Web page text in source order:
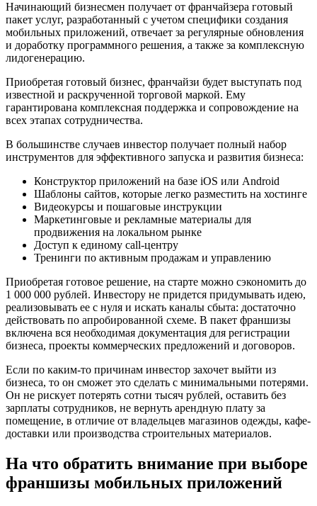
Начинающий бизнесмен получает от франчайзера готовый
пакет услуг, разработанный с учетом специфики создания
мобильных приложений, отвечает за регулярные обновления
и доработку программного решения, а также за комплексную
лидогенерацию.
Приобретая готовый бизнес, франчайзи будет выступать под
известной и раскрученной торговой маркой. Ему
гарантирована комплексная поддержка и сопровождение на
всех этапах сотрудничества.
В большинстве случаев инвестор получает полный набор
инструментов для эффективного запуска и развития бизнеса:
Конструктор приложений на базе iOS или Android
Шаблоны сайтов, которые легко разместить на хостинге
Видеокурсы и пошаговые инструкции
Маркетинговые и рекламные материалы для
продвижения на локальном рынке
Доступ к единому call-центру
Тренинги по активным продажам и управлению
Приобретая готовое решение, на старте можно сэкономить до
1 000 000 рублей. Инвестору не придется придумывать идею,
реализовывать ее с нуля и искать каналы сбыта: достаточно
действовать по апробированной схеме. В пакет франшизы
включена вся необходимая документация для регистрации
бизнеса, проекты коммерческих предложений и договоров.
Если по каким-то причинам инвестор захочет выйти из
бизнеса, то он сможет это сделать с минимальными потерями.
Он не рискует потерять сотни тысяч рублей, оставить без
зарплаты сотрудников, не вернуть арендную плату за
помещение, в отличие от владельцев магазинов одежды, кафе-
доставки или производства строительных материалов.
На что обратить внимание при выборе
франшизы мобильных приложений